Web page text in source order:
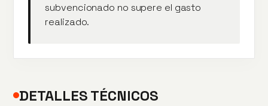
subvencionado no supere el gasto
realizado.
DETALLES TÉCNICOS